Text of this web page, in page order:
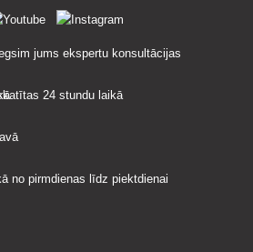
jums ekspertu konsultācijas
24 stundu laikā
no pirmdienas līdz piektdienai